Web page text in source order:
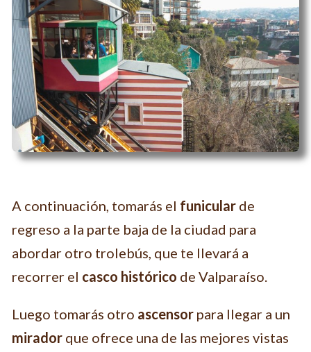
A continuación, tomarás el funicular de
regreso a la parte baja de la ciudad para
abordar otro trolebús, que te llevará a
recorrer el casco histórico de Valparaíso.
Luego tomarás otro ascensor para llegar a un
mirador que ofrece una de las mejores vistas